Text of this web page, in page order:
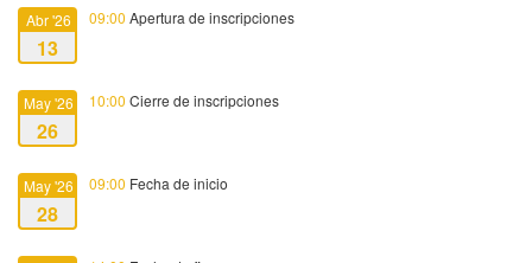
Abr '26
13
09:00 Apertura de inscripciones
May '26
26
10:00 Cierre de inscripciones
May '26
28
09:00 Fecha de inicio